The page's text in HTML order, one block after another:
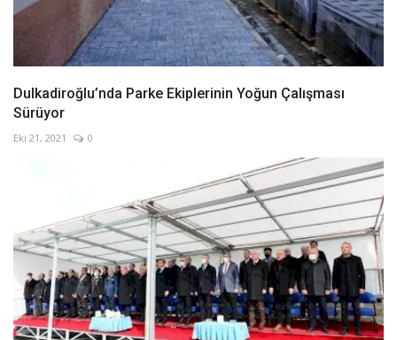
Dulkadiroğlu’nda Parke Ekiplerinin Yoğun Çalışması
Sürüyor
Eki 21, 2021 0